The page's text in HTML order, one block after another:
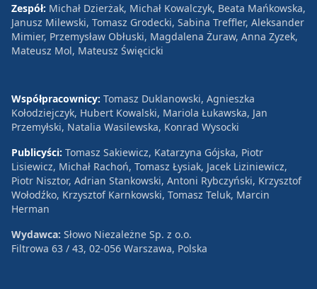
Zespół: Michał Dzierżak, Michał Kowalczyk, Beata Mańkowska,
Janusz Milewski, Tomasz Grodecki, Sabina Treffler, Aleksander
Mimier, Przemysław Obłuski, Magdalena Żuraw, Anna Zyzek,
Mateusz Mol, Mateusz Święcicki
Współpracownicy: Tomasz Duklanowski, Agnieszka
Kołodziejczyk, Hubert Kowalski, Mariola Łukawska, Jan
Przemyłski, Natalia Wasilewska, Konrad Wysocki
Publicyści: Tomasz Sakiewicz, Katarzyna Gójska, Piotr
Lisiewicz, Michał Rachoń, Tomasz Łysiak, Jacek Liziniewicz,
Piotr Nisztor, Adrian Stankowski, Antoni Rybczyński, Krzysztof
Wołodźko, Krzysztof Karnkowski, Tomasz Teluk, Marcin
Herman
Wydawca: Słowo Niezależne Sp. z o.o.
Filtrowa 63 / 43, 02-056 Warszawa, Polska